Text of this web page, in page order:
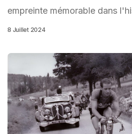
empreinte mémorable dans
8 Juillet 2024